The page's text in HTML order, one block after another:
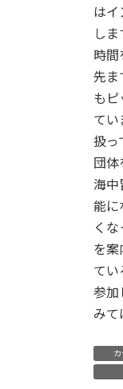
はイ
し
時間
先ま
もピ
てい
扱っ
団体
海中
能に
く
を案
てい
参加
みて